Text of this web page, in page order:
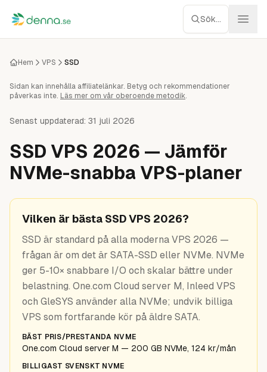
Hoppa till innehåll Sök...
Webbhotell
Managed WP
Servrar
Nätverk
Molnlagring
Verktyg
Guider
Hem VPS SSD
Sidan kan innehålla affiliatelänkar. Betyg och rekommendationer
påverkas inte. Läs mer om vår oberoende metodik.
Senast uppdaterad: 31 juli 2026
SSD VPS 2026 — Jämför
NVMe-snabba VPS-planer
Vilken är bästa SSD VPS 2026?
SSD är standard på alla moderna VPS 2026 —
frågan är om det är SATA-SSD eller NVMe. NVMe
ger 5-10× snabbare I/O och skalar bättre under
belastning. One.com Cloud server M, Inleed VPS
och GleSYS använder alla NVMe; undvik billiga
VPS som fortfarande kör på äldre SATA.
BÄST PRIS/PRESTANDA NVME
One.com Cloud server M — 200 GB NVMe, 124 kr/mån
BILLIGAST SVENSKT NVME